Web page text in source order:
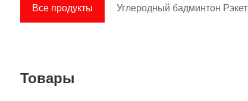
Все продукты Углеродный бадминтон Рэкет
Товары